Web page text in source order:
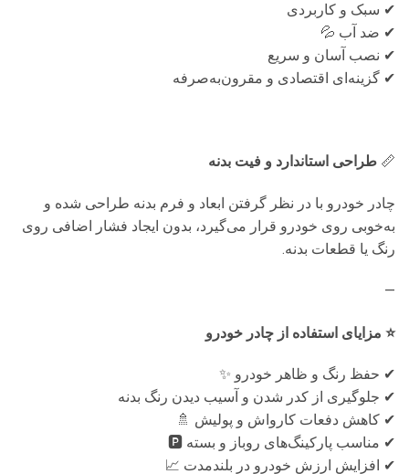
✔ سبک و کاربردی
✔ ضد آب 💦
✔ نصب آسان و سریع
✔ گزینه‌ای اقتصادی و مقرون‌به‌صرفه
📏 طراحی استاندارد و فیت بدنه
چادر خودرو با در نظر گرفتن ابعاد و فرم بدنه طراحی شده و
به‌خوبی روی خودرو قرار می‌گیرد، بدون ایجاد فشار اضافی روی
رنگ یا قطعات بدنه.
—
⭐ مزایای استفاده از چادر خودرو
✔ حفظ رنگ و ظاهر خودرو ✨
✔ جلوگیری از کدر شدن و آسیب دیدن رنگ بدنه
✔ کاهش دفعات کارواش و پولیش 🚿
✔ مناسب پارکینگ‌های روباز و بسته 🅿️
✔ افزایش ارزش خودرو در بلندمدت 📈